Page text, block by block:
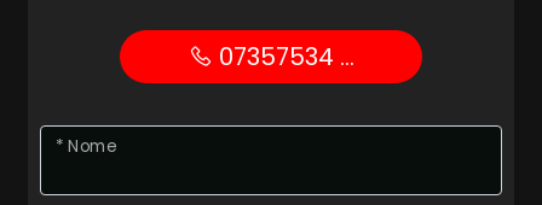
07357534 ...
* Nome